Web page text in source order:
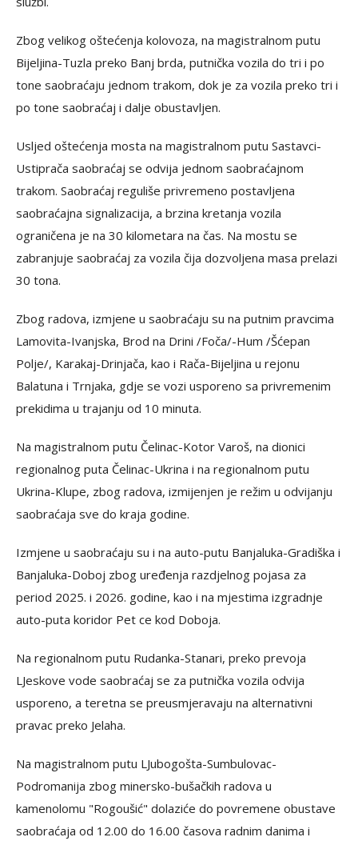
Zbog velikog oštećenja kolovoza, na magistralnom putu
Bijeljina-Tuzla preko Banj brda, putnička vozila do tri i po
tone saobraćaju jednom trakom, dok je za vozila preko tri i
po tone saobraćaj i dalje obustavljen.
Usljed oštećenja mosta na magistralnom putu Sastavci-
Ustiprača saobraćaj se odvija jednom saobraćajnom
trakom. Saobraćaj reguliše privremeno postavljena
saobraćajna signalizacija, a brzina kretanja vozila
ograničena je na 30 kilometara na čas. Na mostu se
zabranjuje saobraćaj za vozila čija dozvoljena masa prelazi
30 tona.
Zbog radova, izmjene u saobraćaju su na putnim pravcima
Lamovita-Ivanjska, Brod na Drini /Foča/-Hum /Šćepan
Polje/, Karakaj-Drinjača, kao i Rača-Bijeljina u rejonu
Balatuna i Trnjaka, gdje se vozi usporeno sa privremenim
prekidima u trajanju od 10 minuta.
Na magistralnom putu Čelinac-Kotor Varoš, na dionici
regionalnog puta Čelinac-Ukrina i na regionalnom putu
Ukrina-Klupe, zbog radova, izmijenjen je režim u odvijanju
saobraćaja sve do kraja godine.
Izmjene u saobraćaju su i na auto-putu Banjaluka-Gradiška i
Banjaluka-Doboj zbog uređenja razdjelnog pojasa za
period 2025. i 2026. godine, kao i na mjestima izgradnje
auto-puta koridor Pet ce kod Doboja.
Na regionalnom putu Rudanka-Stanari, preko prevoja
LJeskove vode saobraćaj se za putnička vozila odvija
usporeno, a teretna se preusmjeravaju na alternativni
pravac preko Jelaha.
Na magistralnom putu LJubogošta-Sumbulovac-
Podromanija zbog minersko-bušačkih radova u
kamenolomu "Rogoušić" dolaziće do povremene obustave
saobraćaja od 12.00 do 16.00 časova radnim danima i